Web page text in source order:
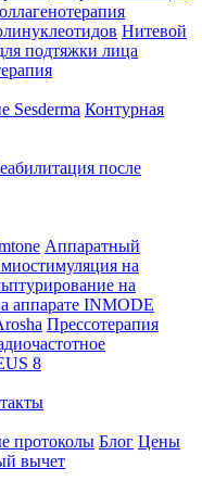
Нитевой
подтяжки лица
Sesderma Контурная
после
Аппаратный
на
на
аппарате INMODE
Прессотерапия
8
протоколы Блог Цены
вычет